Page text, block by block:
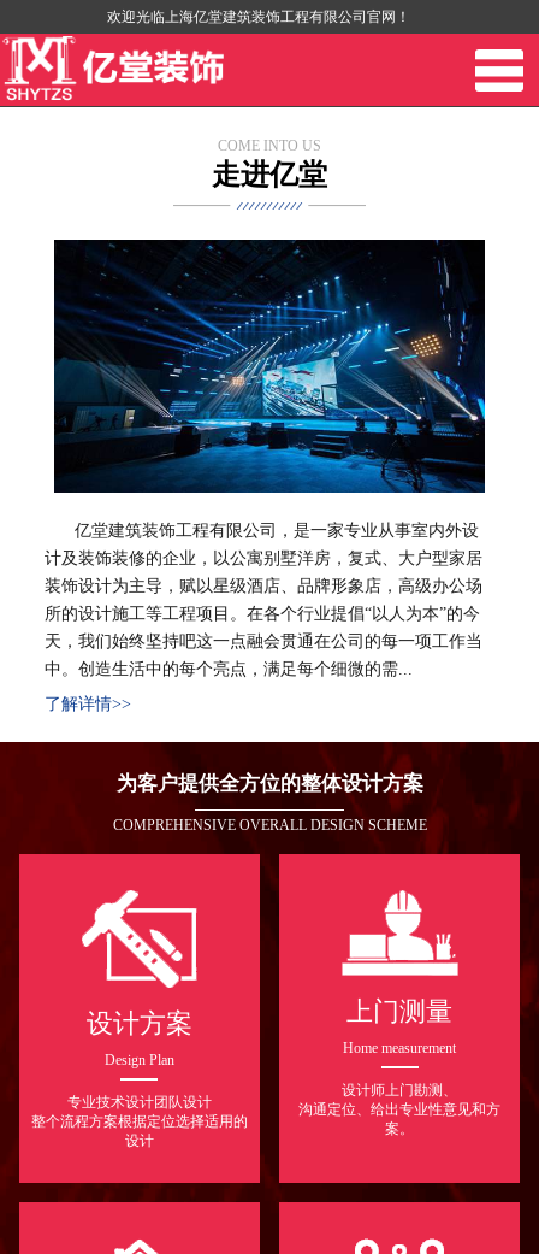
欢迎光临上海亿堂建筑装饰工程有限公司官网！
COME INTO US
走进亿堂
亿堂建筑装饰工程有限公司，是一家专业从事室内外设
计及装饰装修的企业，以公寓别墅洋房，复式、大户型家居
装饰设计为主导，赋以星级酒店、品牌形象店，高级办公场
所的设计施工等工程项目。在各个行业提倡“以人为本”的今
天，我们始终坚持吧这一点融会贯通在公司的每一项工作当
中。创造生活中的每个亮点，满足每个细微的需...
了解详情>>
为客户提供全方位的整体设计方案
COMPREHENSIVE OVERALL DESIGN SCHEME
设计方案
Design Plan
专业技术设计团队设计
整个流程方案根据定位选择适用的
设计
上门测量
Home measurement
设计师上门勘测、
沟通定位、给出专业性意见和方
案。